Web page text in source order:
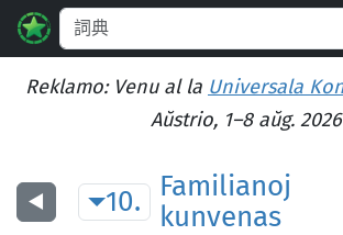
Reklamo: Venu al la Universala
Aŭstrio, 1–8 aŭg. 2026
◀︎ 10.
Familianoj
kunvenas